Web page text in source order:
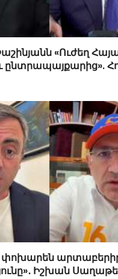
«Ուժեղ
ընտրապայքարից».
փոխարեն
Իշխան